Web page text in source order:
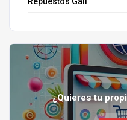
¿Quieres tu